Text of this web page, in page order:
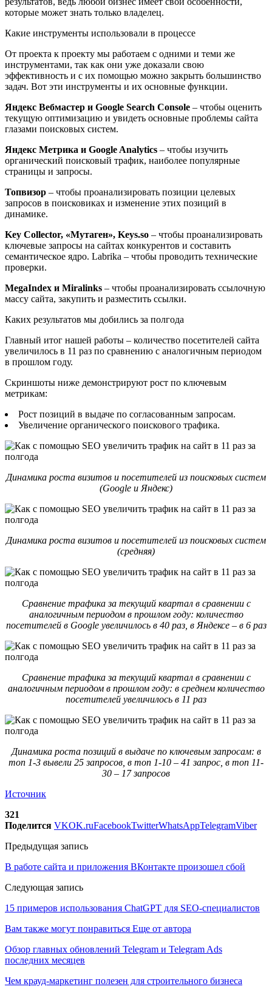
которые может знать только владелец.
Какие инструменты использовали в процессе
От проекта к проекту мы работаем с одними и теми же
инструментами, так как они уже доказали свою
эффективность и с их помощью можно закрыть большинство
задач. Вот эти инструменты и их основные функции.
Яндекс Вебмастер и Google Search Console – чтобы оценить
текущую оптимизацию и увидеть основные проблемы сайта
глазами поисковых систем.
Яндекс Метрика и Google Analytics – чтобы изучить
органический поисковый трафик, наиболее популярные
страницы и запросы.
Топвизор – чтобы проанализировать позиции целевых
запросов в поисковиках и изменение этих позиций в
динамике.
Key Collector, «Мутаген», Keys.so – чтобы проанализировать
ключевые запросы на сайтах конкурентов и составить
семантическое ядро. Labrika – чтобы проводить технические
проверки.
MegaIndex и Miralinks – чтобы проанализировать ссылочную
массу сайта, закупить и разместить ссылки.
Каких результатов мы добились за полгода
Главный итог нашей работы – количество посетителей сайта
увеличилось в 11 раз по сравнению с аналогичным периодом
в прошлом году.
Скриншоты ниже демонстрируют рост по ключевым
метрикам:
Рост позиций в выдаче по согласованным запросам.
Увеличение органического поискового трафика.
Динамика роста визитов и посетителей из поисковых систем
(Google и Яндекс)
Динамика роста визитов и посетителей из поисковых систем
(средняя)
Сравнение трафика за текущий квартал в сравнении с
аналогичным периодом в прошлом году: количество
посетителей в Google увеличилось в 40 раз, в Яндексе – в 6 раз
Сравнение трафика за текущий квартал в сравнении с
аналогичным периодом в прошлом году: в среднем количество
посетителей увеличилось в 11 раз
Динамика роста позиций в выдаче по ключевым запросам: в
топ 1-3 вывели 25 запросов, в топ 1-10 – 41 запрос, в топ 11-
30 – 17 запросов
Источник
321
Поделится VKOK.ruFacebookTwitterWhatsAppTelegramViber
Предыдущая запись
В работе сайта и приложения ВКонтакте произошел сбой
Следующая запись
15 примеров использования ChatGPT для SEO-специалистов
Вам также могут понравиться Еще от автора
Обзор главных обновлений Telegram и Telegram Ads
последних месяцев
Чем крауд-маркетинг полезен для строительного бизнеса